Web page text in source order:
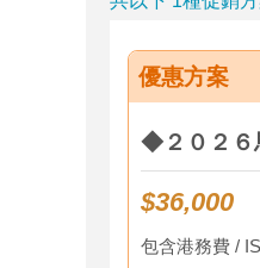
優惠方案
◆２０２６
$36,000
包含港務費 /